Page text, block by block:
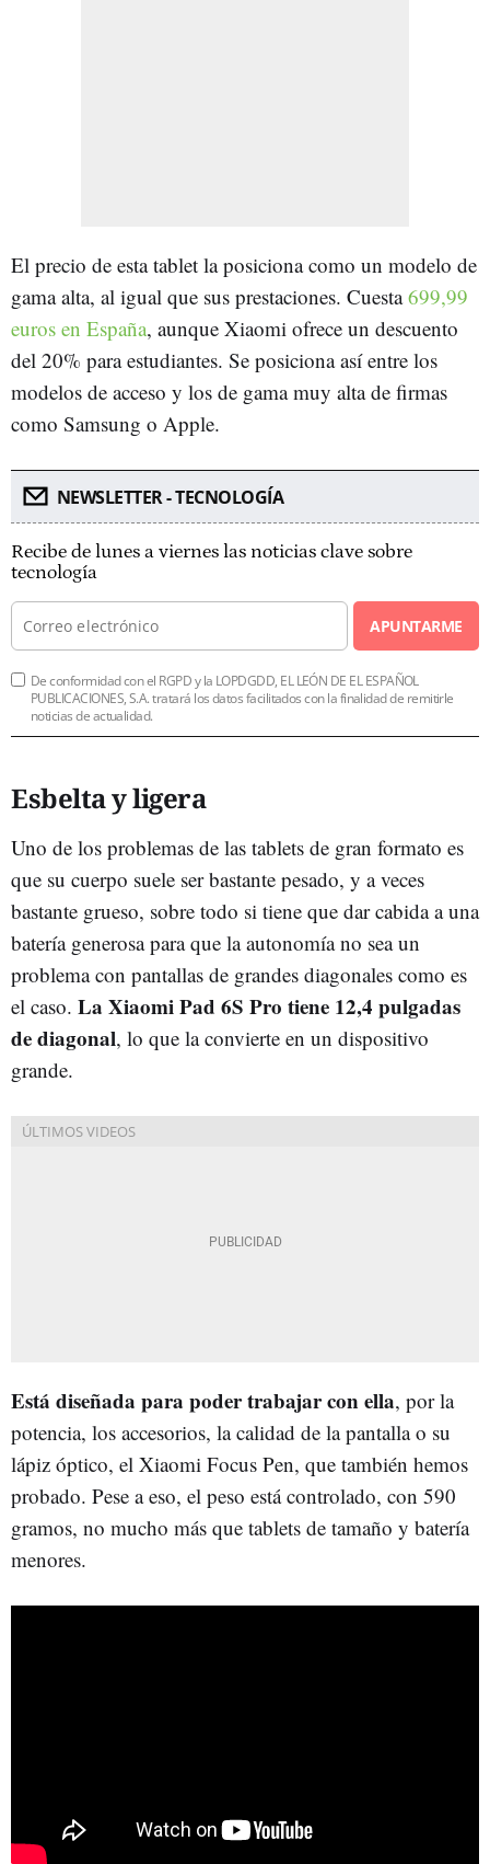
El precio de esta tablet la posiciona como un modelo de
gama alta, al igual que sus prestaciones. Cuesta699,99
euros en España, aunque Xiaomi ofrece un descuento
del 20% para estudiantes. Se posiciona así entre los
modelos de acceso y los de gama muy alta de firmas
como Samsung o Apple.
NEWSLETTER - TECNOLOGÍA
Recibe de lunes a viernes las noticias clave sobre
tecnología
APUNTARME
De conformidad con el RGPD y la LOPDGDD, EL LEÓN DE EL ESPAÑOL
PUBLICACIONES, S.A. tratará los datos facilitados con la finalidad de remitirle
noticias de actualidad.
Esbelta y ligera
Uno de los problemas de las tablets de gran formato es
que su cuerpo suele ser bastante pesado, y a veces
bastante grueso, sobre todo si tiene que dar cabida a una
batería generosa para que la autonomía no sea un
problema con pantallas de grandes diagonales como es
el caso. La Xiaomi Pad 6S Pro tiene 12,4 pulgadas
de diagonal, lo que la convierte en un dispositivo
grande.
Está diseñada para poder trabajar con ella, por la
potencia, los accesorios, la calidad de la pantalla o su
lápiz óptico, el Xiaomi Focus Pen, que también hemos
probado. Pese a eso, el peso está controlado, con 590
gramos, no mucho más que tablets de tamaño y batería
menores.